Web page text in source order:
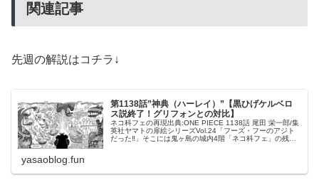
関連記事
先週の解説はコチラ↓
第1138話”神典（ハーレイ）”【黒ひげケルベロ
ス説終了！グリフォンとの対比】
ネコ科フェの再現出典:ONE PIECE 1138話 尾田 栄一郎/集
英社ヤマトの扉絵シリーズVol.24「フーズ・フーのアジト
だった‼︎」そこには鬼ヶ島の城内4階「ネコ科フェ」の残党
yasaoblog.fun